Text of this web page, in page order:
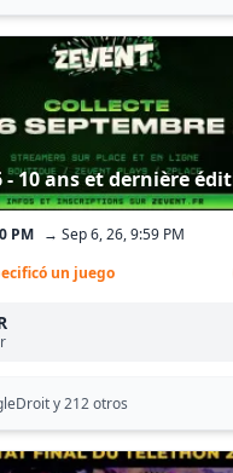
- 10 ans et dernière
PM → Sep 6, 26, 9:59 PM
un juego
y 212 otros